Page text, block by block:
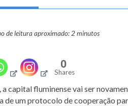
de leitura aproximado: 2 minutos
0
Shares
capital fluminense vai ser
de um protocolo de cooperação